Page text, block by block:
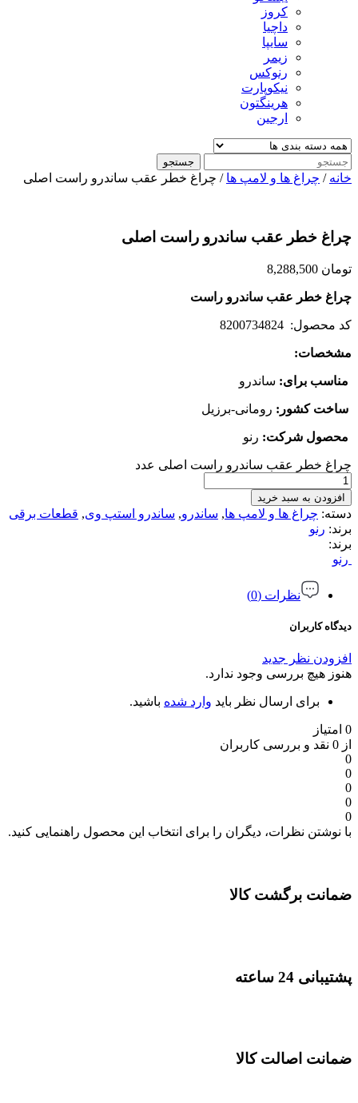
کروز
داچیا
سایپا
زیمر
رنوکس
نیکوپارت
هرینگتون
ارجین
جستجو
خانه / چراغ ها و لامپ ها / چراغ خطر عقب ساندرو راست اصلی
چراغ خطر عقب ساندرو راست اصلی
تومان
چراغ خطر عقب ساندرو راست
کد محصول: 8200734824
مشخصات:
مناسب برای: ساندرو
ساخت کشور : رومانی-برزیل
محصول شرکت: رنو
چراغ خطر عقب ساندرو راست اصلی عدد
افزودن به سبد خرید
دسته: چراغ ها و لامپ ها, ساندرو, ساندرو استپ وی, قطعات برقی
برند: رنو
برند:
رنو
نظرات (0)
دیدگاه کاربران
افزودن نظر جدید
هنوز هیچ بررسی وجود ندارد.
برای ارسال نظر باید وارد شده باشید.
0 امتیاز
از 0 نقد و بررسی کاربران
0
0
0
0
0
با نوشتن نظرات، دیگران را برای انتخاب این محصول راهنمایی کنید.
ضمانت برگشت کالا
پشتیبانی 24 ساعته
ضمانت اصالت کالا